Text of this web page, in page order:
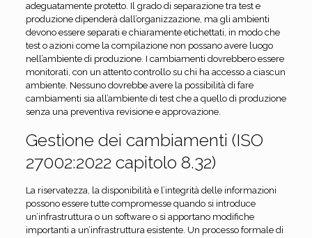
adeguatamente protetto. Il grado di separazione tra test e
produzione dipenderà dall’organizzazione, ma gli ambienti
devono essere separati e chiaramente etichettati, in modo che
test o azioni come la compilazione non possano avere luogo
nell’ambiente di produzione. I cambiamenti dovrebbero essere
monitorati, con un attento controllo su chi ha accesso a ciascun
ambiente. Nessuno dovrebbe avere la possibilità di fare
cambiamenti sia all’ambiente di test che a quello di produzione
senza una preventiva revisione e approvazione.
Gestione dei cambiamenti (ISO
27002:2022 capitolo 8.32)
La riservatezza, la disponibilità e l’integrità delle informazioni
possono essere tutte compromesse quando si introduce
un’infrastruttura o un software o si apportano modifiche
importanti a un’infrastruttura esistente. Un processo formale di